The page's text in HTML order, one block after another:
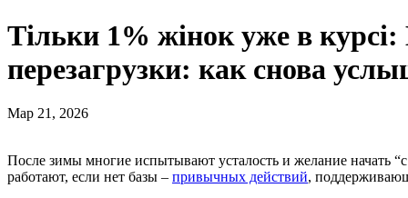
Тільки 1% жінок уже в
перезагрузки: как снова
Мар 21, 2026
После зимы многие испытывают усталость и желание начать “с чистого листа”. Но глобальные изменения редко
работают, если нет базы – привычных действий,